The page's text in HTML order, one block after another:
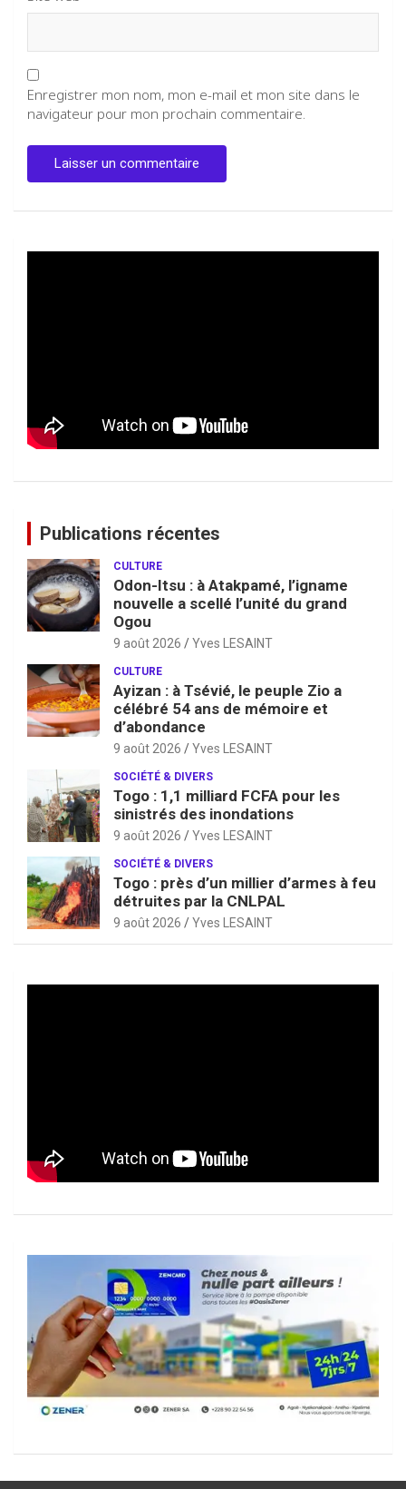
Enregistrer mon nom, mon e-mail et mon site dans le
navigateur pour mon prochain commentaire.
Publications récentes
CULTURE
Odon-Itsu : à Atakpamé, l’igname
nouvelle a scellé l’unité du grand
Ogou
9 août 2026 Yves LESAINT
CULTURE
Ayizan : à Tsévié, le peuple Zio a
célébré 54 ans de mémoire et
d’abondance
9 août 2026 Yves LESAINT
SOCIÉTÉ & DIVERS
Togo : 1,1 milliard FCFA pour les
sinistrés des inondations
9 août 2026 Yves LESAINT
SOCIÉTÉ & DIVERS
Togo : près d’un millier d’armes à feu
détruites par la CNLPAL
9 août 2026 Yves LESAINT